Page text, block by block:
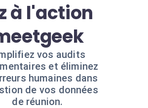
à l'action
vos audits
et éliminez
humaines dans
de vos données
de réunion.